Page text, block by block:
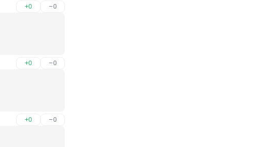
+0 –0
+0 –0
+0 –0